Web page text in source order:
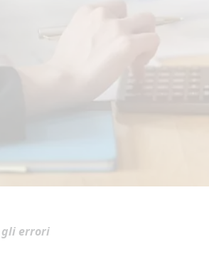
gli errori